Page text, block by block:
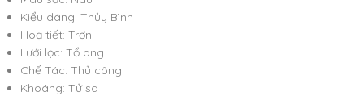
Kiểu dáng: Thủy Bình
Hoạ tiết: Trơn
Lưới lọc: Tổ ong
Chế Tác: Thủ công
Khoáng: Tử sa